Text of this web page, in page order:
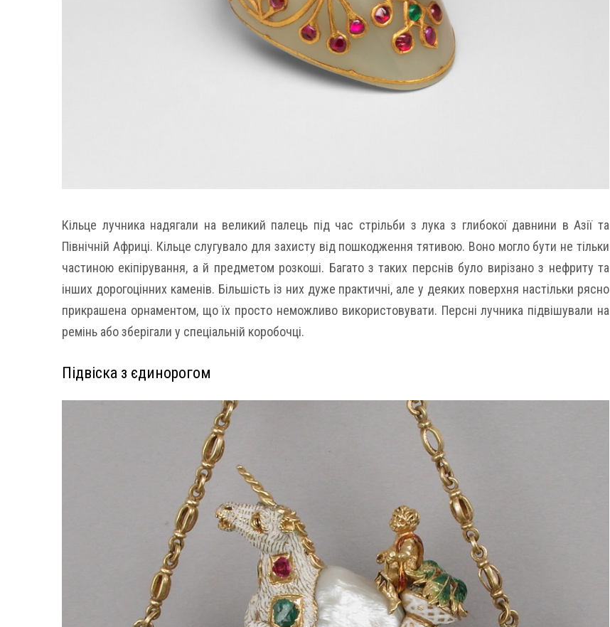
Кільце лучника надягали на великий палець під час стрільби з лука з глибокої давнини в Азії та
Північній Африці. Кільце слугувало для захисту від пошкодження тятивою. Воно могло бути не тільки
частиною екіпірування, а й предметом розкоші. Багато з таких перснів було вирізано з нефриту та
інших дорогоцінних каменів. Більшість із них дуже практичні, але у деяких поверхня настільки рясно
прикрашена орнаментом, що їх просто неможливо використовувати. Персні лучника підвішували на
ремінь або зберігали у спеціальній коробочці.
Підвіска з єдинорогом